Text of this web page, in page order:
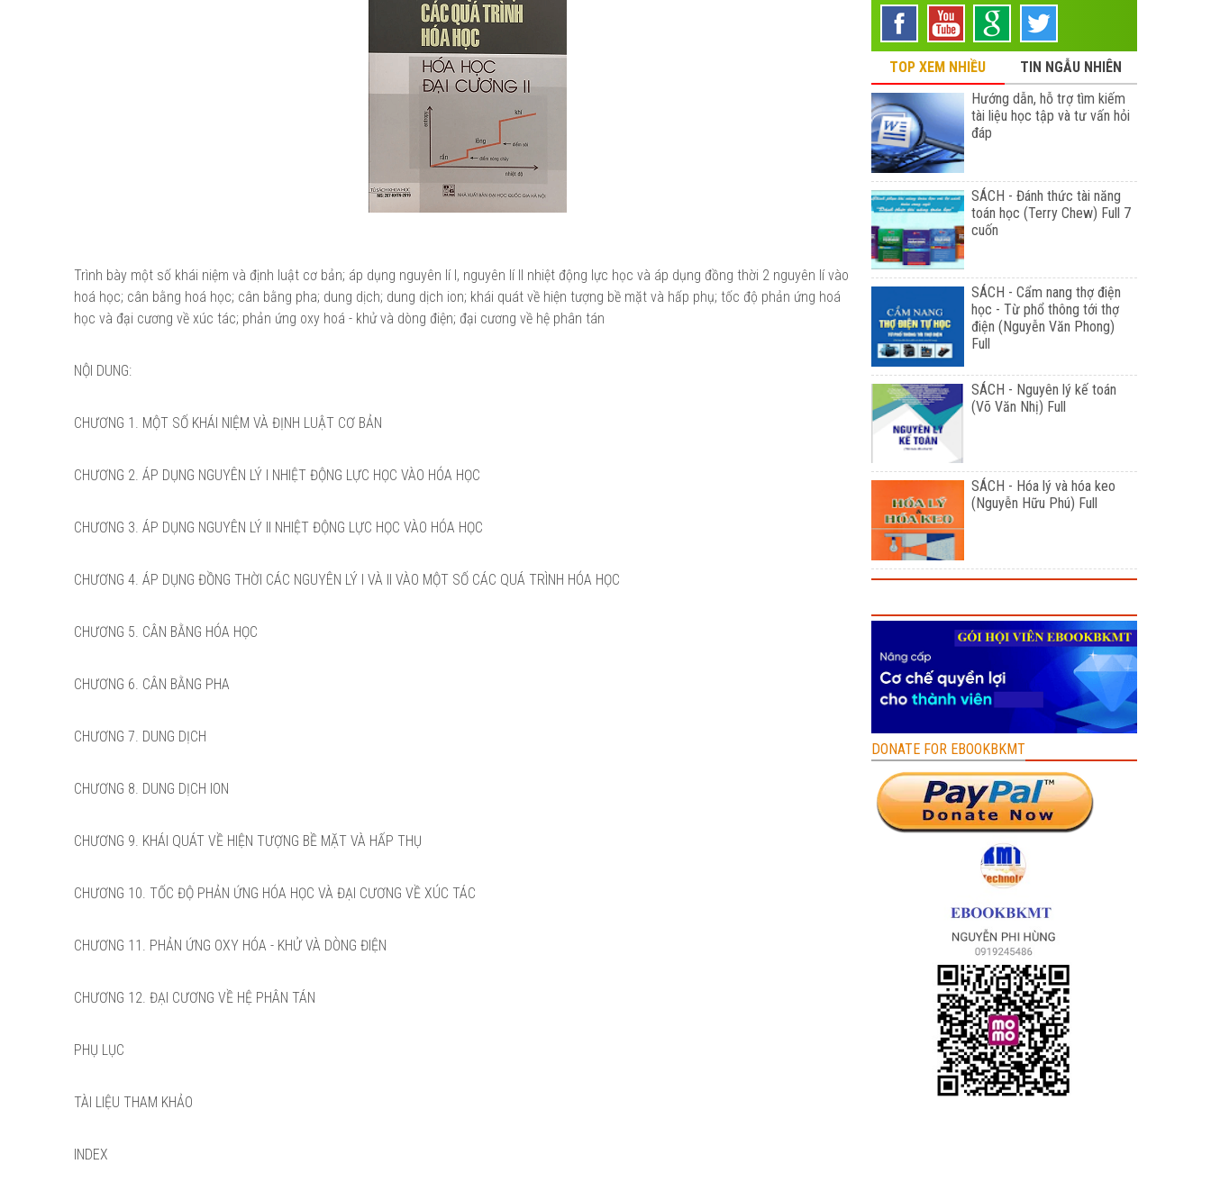
Trình bày một số khái niệm và định luật cơ bản; áp dụng nguyên lí I, nguyên lí II nhiệt động lực học và áp dụng đồng thời 2 nguyên lí vào
hoá học; cân bằng hoá học; cân bằng pha; dung dịch; dung dịch ion; khái quát về hiện tượng bề mặt và hấp phụ; tốc độ phản ứng hoá
học và đại cương về xúc tác; phản ứng oxy hoá - khử và dòng điện; đại cương về hệ phân tán
NỘI DUNG:
CHƯƠNG 1. MỘT SỐ KHÁI NIỆM VÀ ĐỊNH LUẬT CƠ BẢN
CHƯƠNG 2. ÁP DỤNG NGUYÊN LÝ I NHIỆT ĐỘNG LỰC HỌC VÀO HÓA HỌC
CHƯƠNG 3. ÁP DỤNG NGUYÊN LÝ II NHIỆT ĐỘNG LỰC HỌC VÀO HÓA HỌC
CHƯƠNG 4. ÁP DỤNG ĐỒNG THỜI CÁC NGUYÊN LÝ I VÀ II VÀO MỘT SỐ CÁC QUÁ TRÌNH HÓA HỌC
CHƯƠNG 5. CÂN BẰNG HÓA HỌC
CHƯƠNG 6. CÂN BẰNG PHA
CHƯƠNG 7. DUNG DỊCH
CHƯƠNG 8. DUNG DỊCH ION
CHƯƠNG 9. KHÁI QUÁT VỀ HIỆN TƯỢNG BỀ MẶT VÀ HẤP THỤ
CHƯƠNG 10. TỐC ĐỘ PHẢN ỨNG HÓA HỌC VÀ ĐẠI CƯƠNG VỀ XÚC TÁC
CHƯƠNG 11. PHẢN ỨNG OXY HÓA - KHỬ VÀ DÒNG ĐIỆN
CHƯƠNG 12. ĐẠI CƯƠNG VỀ HỆ PHÂN TÁN
PHỤ LỤC
TÀI LIỆU THAM KHẢO
INDEX
TOP XEM NHIỀU
TIN NGẪU NHIÊN
Hướng dẫn, hỗ trợ tìm kiếm
tài liệu học tập và tư vấn hỏi
đáp
SÁCH - Đánh thức tài năng
toán học (Terry Chew) Full 7
cuốn
SÁCH - Cẩm nang thợ điện
học - Từ phổ thông tới thợ
điện (Nguyễn Văn Phong)
Full
SÁCH - Nguyên lý kế toán
(Võ Văn Nhị) Full
SÁCH - Hóa lý và hóa keo
(Nguyễn Hữu Phú) Full
DONATE FOR EBOOKBKMT